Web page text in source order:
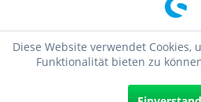
Diese Website verwendet Cookies,
Funktionalität bieten zu